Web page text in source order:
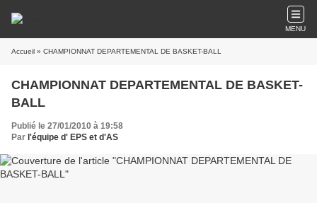
MENU
Accueil » CHAMPIONNAT DEPARTEMENTAL DE BASKET-BALL
CHAMPIONNAT DEPARTEMENTAL DE BASKET-
BALL
Publié le 27/01/2010 à 19:58
Par l'équipe d' EPS et d'AS